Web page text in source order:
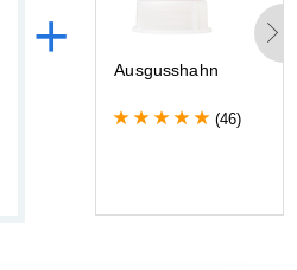
+ Ausgusshahn
(46)